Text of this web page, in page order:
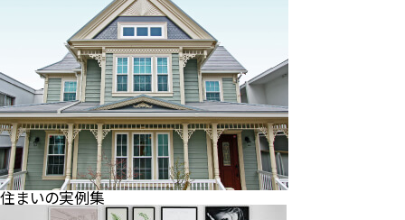
住まいの実例集